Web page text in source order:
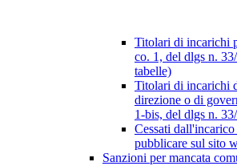
Titolari di incarichi
co. 1, del dlgs n.
tabelle)
Titolari di incarichi
direzione o di
1-bis, del dlgs n.
Cessati
pubblicare sul sito
Sanzioni per mancata